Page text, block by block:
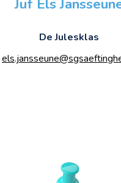
Juf Els
De Julesklas